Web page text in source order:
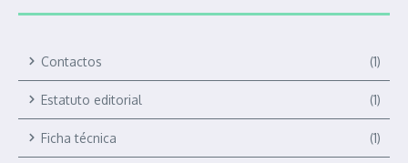
Contactos (1)
Estatuto editorial (1)
Ficha técnica (1)